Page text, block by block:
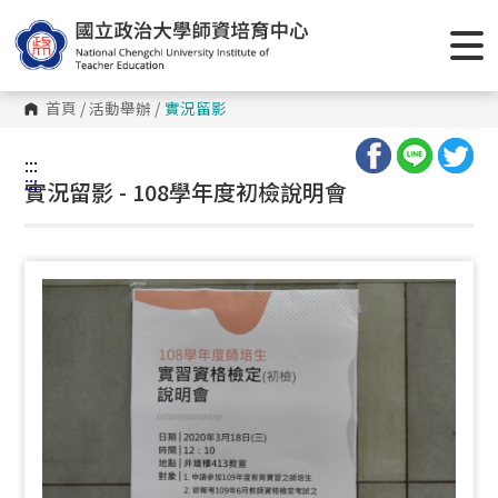
到
主
要
內
容
區 首頁 /活動舉辦 / 實況留影
:::
:::
實況留影 - 108學年度初檢說明會